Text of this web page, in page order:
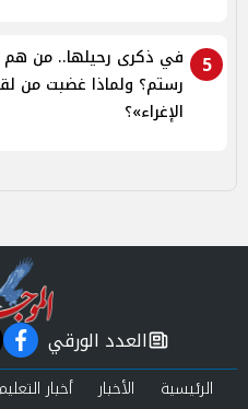
5
في ذكرى رحيلها.. من هم
رستم؟ ولماذا غضبت من
الإغراء»؟
newspaper
العدد الورقي
الرئيسية الأخبار أخبار التعليم